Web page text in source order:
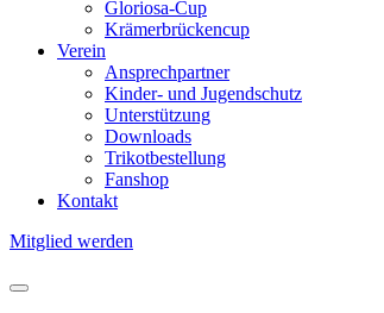
Gloriosa-Cup
Krämerbrückencup
Verein
Ansprechpartner
Kinder- und Jugendschutz
Unterstützung
Downloads
Trikotbestellung
Fanshop
Kontakt
Mitglied werden